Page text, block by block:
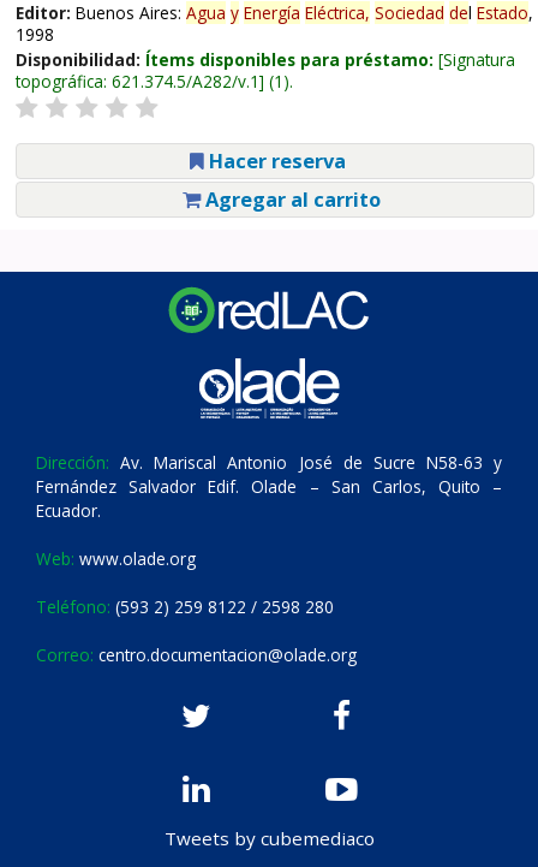
Editor: Buenos Aires: Agua y Energía Eléctrica, Sociedad del Estado,
1998
Disponibilidad: Ítems disponibles para préstamo: Signatura
topográfica: 621.374.5/A282/v.1 (1).
Hacer reserva
Agregar al carrito
Dirección: Av. Mariscal Antonio José de Sucre N58-63 y
Fernández Salvador Edif. Olade – San Carlos, Quito –
Ecuador.
Web: www.olade.org
Teléfono: (593 2) 259 8122 / 2598 280
Correo: centro.documentacion@olade.org
Tweets by cubemediaco